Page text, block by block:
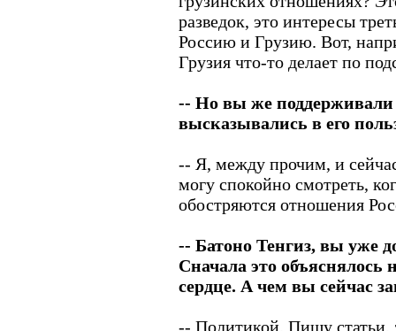
разведок, это интересы
Россию и Грузию. Вот,
Грузия что-то делает по
-- Но вы же
высказывались в его
-- Я, между прочим, и
могу спокойно смотреть,
обостряются отношения
-- Батоно Тенгиз, вы уже
Сначала это объяснялось
сердце. А чем вы сейчас
-- Политикой. Пишу статьи,